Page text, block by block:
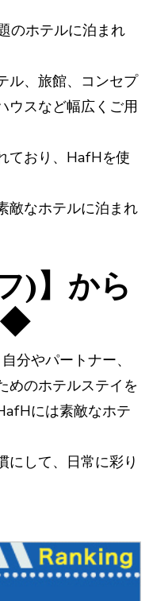
のホテルに泊まれ
ル、旅館、コンセプ
ウスなど幅広くご用
ており、HafHを使
敵なホテルに泊まれ
)】から
◆
分やパートナー、
めのホテルステイを
には素敵なホテ
にして、日常に彩り